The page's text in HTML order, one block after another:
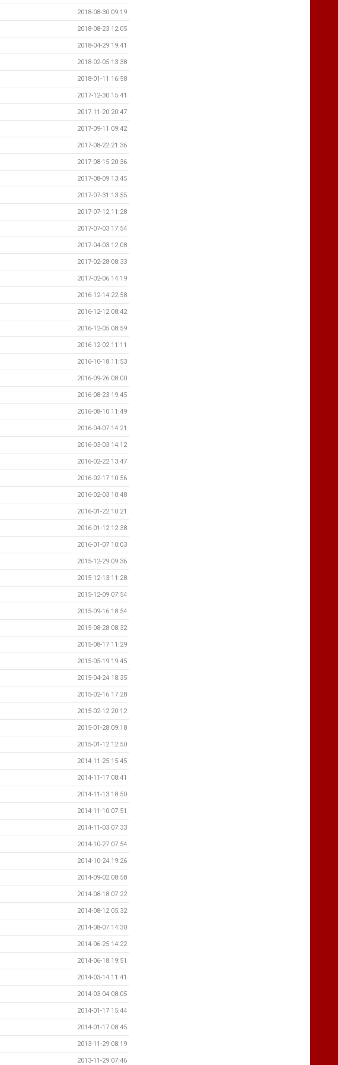
2018-08-30 09:19
2018-08-23 12:05
2018-04-29 19:41
2018-02-05 13:38
2018-01-11 16:58
2017-12-30 15:41
2017-11-20 20:47
2017-09-11 09:42
2017-08-22 21:36
2017-08-15 20:36
2017-08-09 13:45
2017-07-31 13:55
2017-07-12 11:28
2017-07-03 17:54
2017-04-03 12:08
2017-02-28 08:33
2017-02-06 14:19
2016-12-14 22:58
2016-12-12 08:42
2016-12-05 08:59
2016-12-02 11:11
2016-10-18 11:53
2016-09-26 08:00
2016-08-23 19:45
2016-08-10 11:49
2016-04-07 14:21
2016-03-03 14:12
2016-02-22 13:47
2016-02-17 10:56
2016-02-03 10:48
2016-01-22 10:21
2016-01-12 12:38
2016-01-07 10:03
2015-12-29 09:36
2015-12-13 11:28
2015-12-09 07:54
2015-09-16 18:54
2015-08-28 08:32
2015-08-17 11:29
2015-05-19 19:45
2015-04-24 18:35
2015-02-16 17:28
2015-02-12 20:12
2015-01-28 09:18
2015-01-12 12:50
2014-11-25 15:45
2014-11-17 08:41
2014-11-13 18:50
2014-11-10 07:51
2014-11-03 07:33
2014-10-27 07:54
2014-10-24 19:26
2014-09-02 08:58
2014-08-18 07:22
2014-08-12 05:32
2014-08-07 14:30
2014-06-25 14:22
2014-06-18 19:51
2014-03-14 11:41
2014-03-04 08:05
2014-01-17 15:44
2014-01-17 08:45
2013-11-29 08:19
2013-11-29 07:46